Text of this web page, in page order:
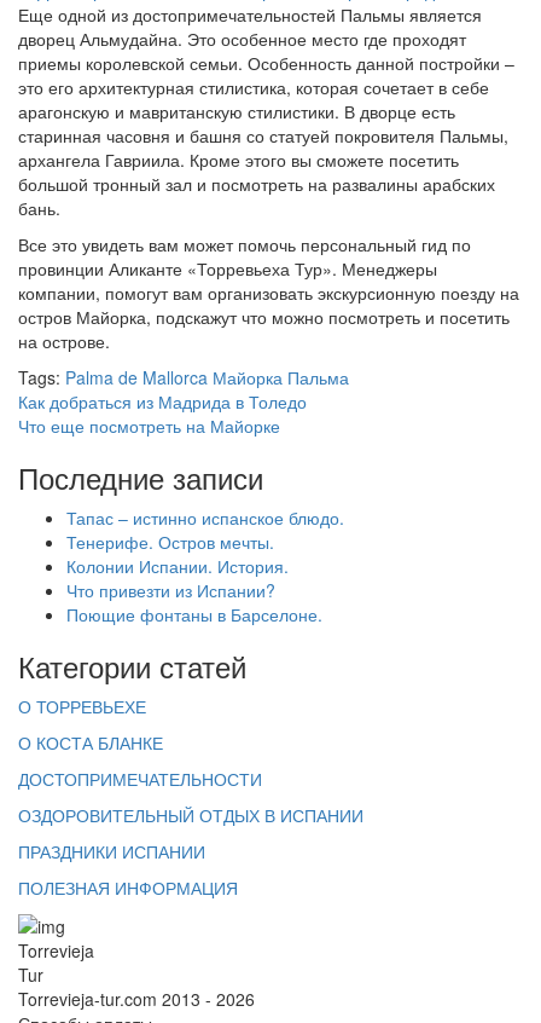
Еще одной из достопримечательностей Пальмы является
дворец Альмудайна. Это особенное место где проходят
приемы королевской семьи. Особенность данной постройки –
это его архитектурная стилистика, которая сочетает в себе
арагонскую и мавританскую стилистики. В дворце есть
старинная часовня и башня со статуей покровителя Пальмы,
архангела Гавриила. Кроме этого вы сможете посетить
большой тронный зал и посмотреть на развалины арабских
бань.
Все это увидеть вам может помочь персональный гид по
провинции Аликанте «Торревьеха Тур». Менеджеры
компании, помогут вам организовать экскурсионную поезду на
остров Майорка, подскажут что можно посмотреть и посетить
на острове.
Tags: Palma de Mallorca Майорка Пальма
Как добраться из Мадрида в Толедо
Что еще посмотреть на Майорке
Последние записи
Тапас – истинно испанское блюдо.
Тенерифе. Остров мечты.
Колонии Испании. История.
Что привезти из Испании?
Поющие фонтаны в Барселоне.
Категории статей
О ТОРРЕВЬЕХЕ
О КОСТА БЛАНКЕ
ДОСТОПРИМЕЧАТЕЛЬНОСТИ
ОЗДОРОВИТЕЛЬНЫЙ ОТДЫХ В ИСПАНИИ
ПРАЗДНИКИ ИСПАНИИ
ПОЛЕЗНАЯ ИНФОРМАЦИЯ
Torrevieja
Tur
Torrevieja-tur.com 2013 - 2026